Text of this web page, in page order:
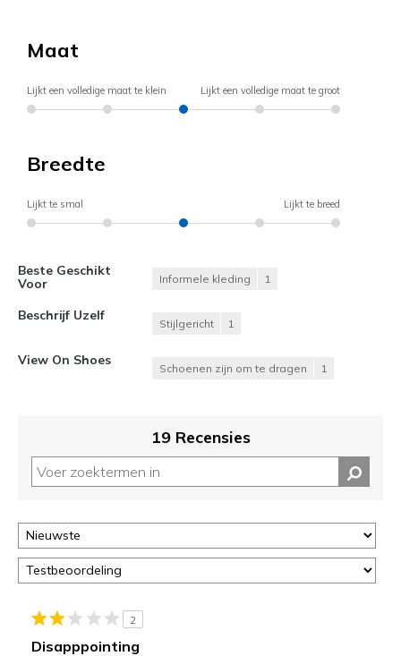
Maat
Lijkt een volledige maat te klein Lijkt een volledige maat te groot
Breedte
Lijkt te smal Lijkt te breed
Beste Geschikt
Voor
Informele kleding 1
Beschrijf Uzelf
Stijlgericht 1
View On Shoes
Schoenen zijn om te dragen 1
19 Recensies
2
Disapppointing